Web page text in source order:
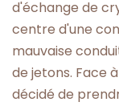
d'échange de
centre d'une
mauvaise
de jetons. Face
décidé de